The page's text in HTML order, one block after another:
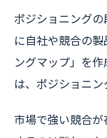
ポジショニング
に自社や競合の
ングマップ」を
は、ポジショニン
市場で強い競合